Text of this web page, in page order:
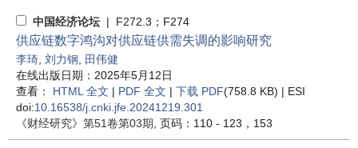
中国经济论坛 | F272.3；F274
供应链数字鸿沟对供应链供需失调的影响研究
李琦 刘力钢
田伟健
在线出版日期：2025年5月12日
查看： HTML 全文 | PDF 全文 | 下载 PDF(758.8 KB) | ESI
doi:10.16538/j.cnki.jfe.20241219.301
《财经研究》 第51卷第03期 , 页码：110 - 123，153